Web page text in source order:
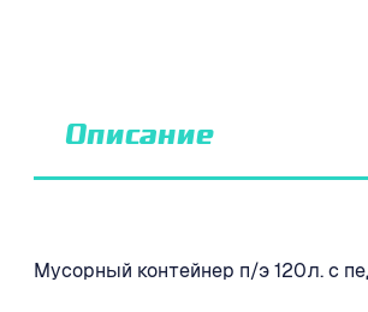
Описание
Мусорный контейнер п/э 120л. с